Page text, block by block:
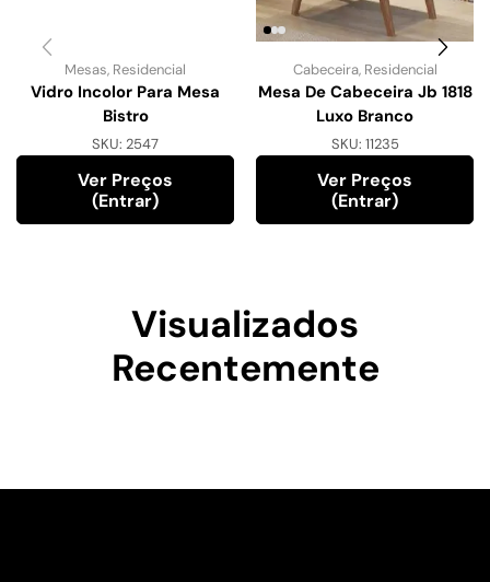
Mesas, Residencial
Vidro Incolor Para Mesa
Bistro
SKU: 2547
Ver Preços
(entrar)
Cabeceira, Residencial
Mesa De Cabeceira Jb 1818
Luxo Branco
SKU: 11235
Ver Preços
(entrar)
Visualizados
Recentemente